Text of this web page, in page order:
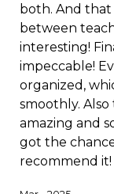
both. And
between
interesting!
impeccable!
organized,
smoothly.
amazing and
got the
recommend it!